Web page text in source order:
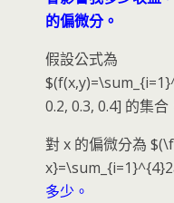
的偏微分。
假設公式為
0.2, 0.3, 0.4] 的集
對 x 的偏微分為
多少。